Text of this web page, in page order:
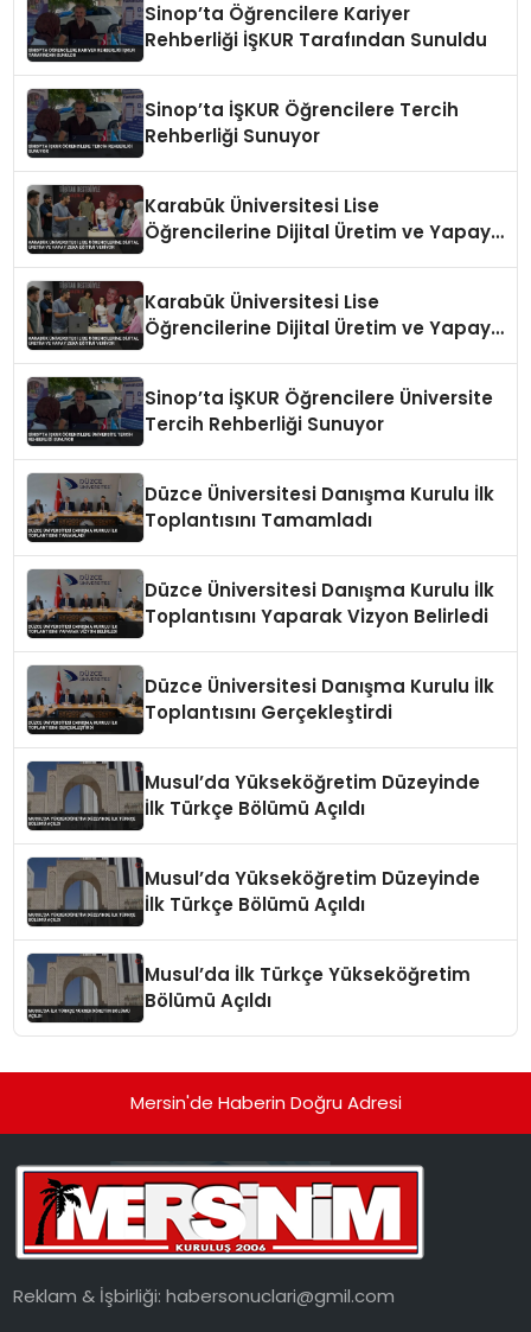
Sinop’ta Öğrencilere Kariyer
Rehberliği İŞKUR Tarafından Sunuldu
Sinop’ta İŞKUR Öğrencilere Tercih
Rehberliği Sunuyor
Karabük Üniversitesi Lise
Öğrencilerine Dijital Üretim ve Yapay
Karabük Üniversitesi Lise
Öğrencilerine Dijital Üretim ve Yapay
Sinop’ta İŞKUR Öğrencilere Üniversite
Tercih Rehberliği Sunuyor
Düzce Üniversitesi Danışma Kurulu İlk
Toplantısını Tamamladı
Düzce Üniversitesi Danışma Kurulu İlk
Toplantısını Yaparak Vizyon Belirledi
Düzce Üniversitesi Danışma Kurulu İlk
Toplantısını Gerçekleştirdi
Musul’da Yükseköğretim Düzeyinde
İlk Türkçe Bölümü Açıldı
Musul’da Yükseköğretim Düzeyinde
İlk Türkçe Bölümü Açıldı
Musul’da İlk Türkçe Yükseköğretim
Bölümü Açıldı
Mersin'de Haberin Doğru Adresi
Reklam & İşbirliği:habersonuclari@gmil.com